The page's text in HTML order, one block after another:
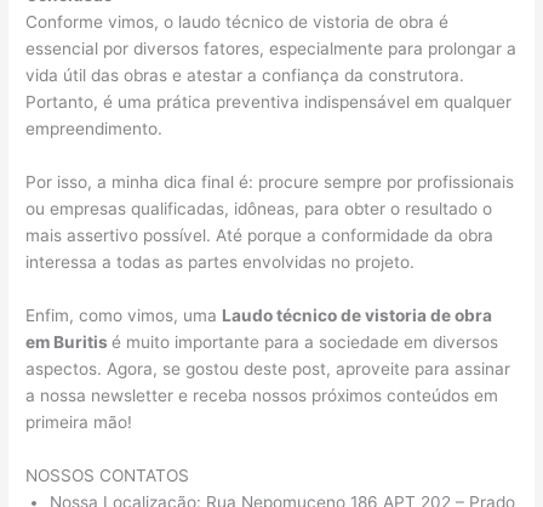
Conforme vimos, o laudo técnico de vistoria de obra é
essencial por diversos fatores, especialmente para prolongar a
vida útil das obras e atestar a confiança da construtora.
Portanto, é uma prática preventiva indispensável em qualquer
empreendimento.
Por isso, a minha dica final é: procure sempre por profissionais
ou empresas qualificadas, idôneas, para obter o resultado o
mais assertivo possível. Até porque a conformidade da obra
interessa a todas as partes envolvidas no projeto.
Enfim, como vimos, uma Laudo técnico de vistoria de obra
em Buritisé muito importante para a sociedade em diversos
aspectos. Agora, se gostou deste post, aproveite para assinar
a nossa newsletter e receba nossos próximos conteúdos em
primeira mão!
NOSSOS CONTATOS
Nossa Localização: Rua Nepomuceno 186 APT 202 – Prado